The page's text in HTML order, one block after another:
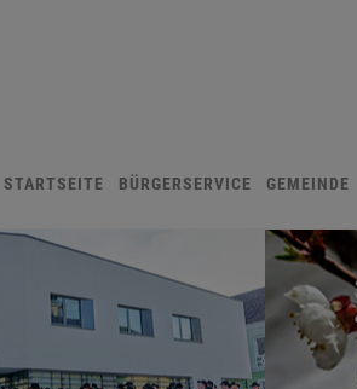
STARTSEITE BÜRGERSERVICE GEMEINDE